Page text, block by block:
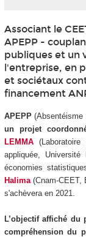
Associant le
APEPP -
publiques et un
l'entreprise, en
et sociétaux
financement
APEPP(Absentéisme
un projet
LEMMA(Laboratoire
appliquée,
économies
Halima(Cnam-CEET,
s'achèvera en 2021.
L’objectif affiché du
compréhension du